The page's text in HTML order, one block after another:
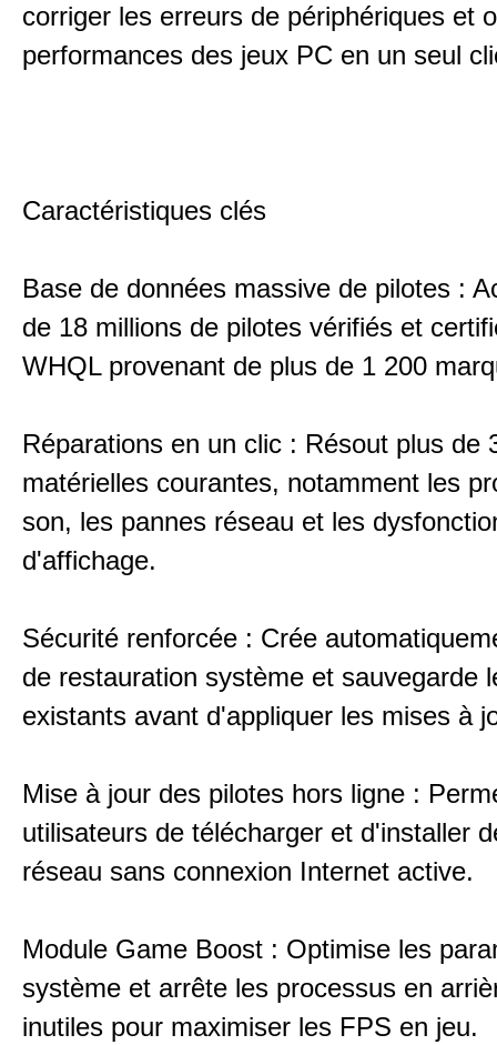
corriger les erreurs de périphériques et
performances des jeux PC en un seul
Caractéristiques clés
Base de données massive de pilotes :
de 18 millions de pilotes vérifiés et
WHQL provenant de plus de 1 200
Réparations en un clic : Résout plus de
matérielles courantes, notamment les
son, les pannes réseau et les
d'affichage.
Sécurité renforcée : Crée
de restauration système et sauvegarde
existants avant d'appliquer les mises à
Mise à jour des pilotes hors ligne :
utilisateurs de télécharger et d'installer
réseau sans connexion Internet active.
Module Game Boost : Optimise les
système et arrête les processus en
inutiles pour maximiser les FPS en jeu.